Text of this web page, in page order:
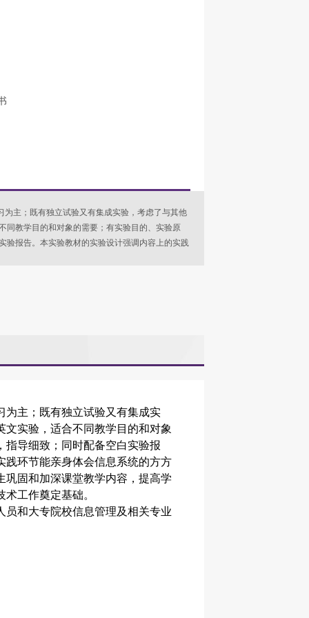
主；既有独立试验又有集成实验，考虑了与其他
同教学目的和对象的需要；有实验目的、实验原
验报告。本实验教材的实验设计强调内容上的实践
为主；既有独立试验又有集成实
实验，适合不同教学目的和对象
指导细致；同时配备空白实验报
践环节能亲身体会信息系统的方方
固和加深课堂教学内容，提高学
工作奠定基础。
和大专院校信息管理及相关专业